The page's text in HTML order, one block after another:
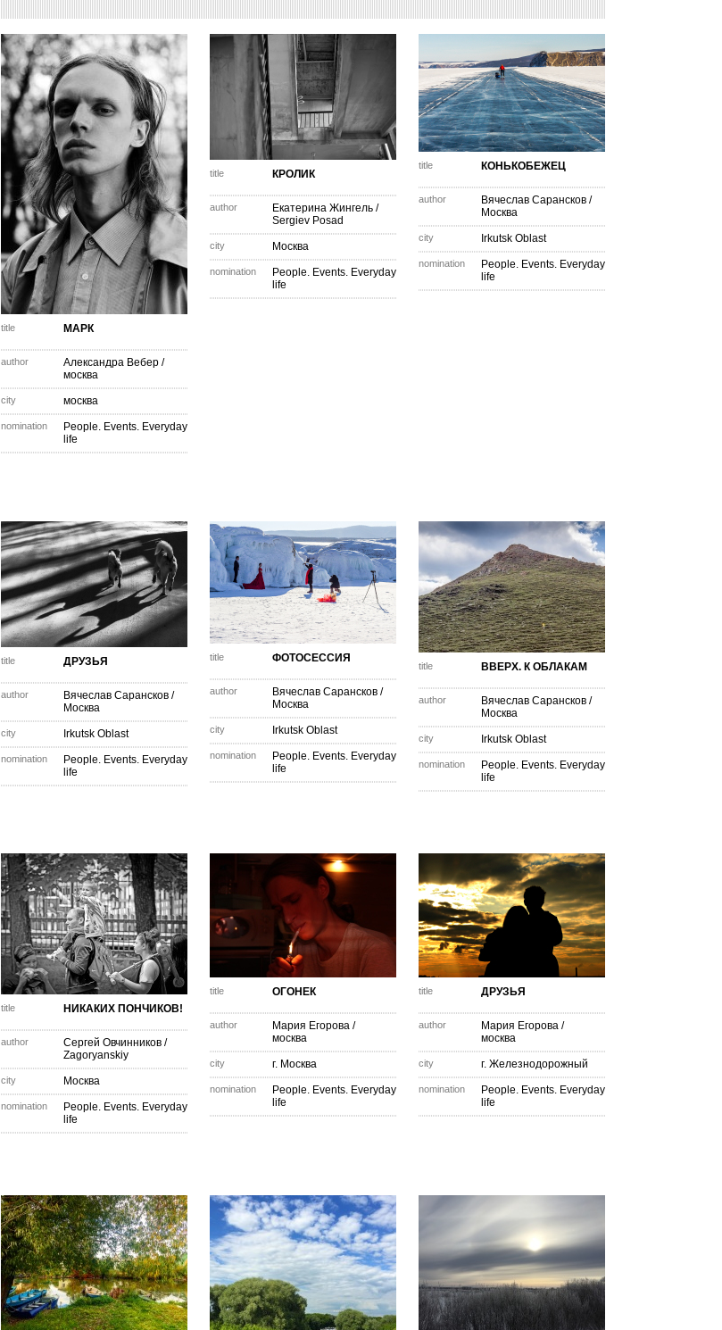
title МАРК
author Александра Вебер /
москва
city москва
nomination
People. Events. Everyday
life
title КРОЛИК
author Екатерина Жингель /
Sergiev Posad
city Москва
nomination
People. Events. Everyday
life
title КОНЬКОБЕЖЕЦ
author Вячеслав Сарансков /
Москва
city Irkutsk Oblast
nomination
People. Events. Everyday
life
title ДРУЗЬЯ
author Вячеслав Сарансков /
Москва
city Irkutsk Oblast
nomination
People. Events. Everyday
life
title ФОТОСЕССИЯ
author Вячеслав Сарансков /
Москва
city Irkutsk Oblast
nomination
People. Events. Everyday
life
title ВВЕРХ. К ОБЛАКАМ
author Вячеслав Сарансков /
Москва
city Irkutsk Oblast
nomination
People. Events. Everyday
life
title НИКАКИХ ПОНЧИКОВ!
author Сергей Овчинников /
Zagoryanskiy
city Москва
nomination
People. Events. Everyday
life
title ОГОНЕК
author Мария Егорова /
москва
city г. Москва
nomination
People. Events. Everyday
life
title ДРУЗЬЯ
author Мария Егорова /
москва
city г. Железнодорожный
nomination
People. Events. Everyday
life